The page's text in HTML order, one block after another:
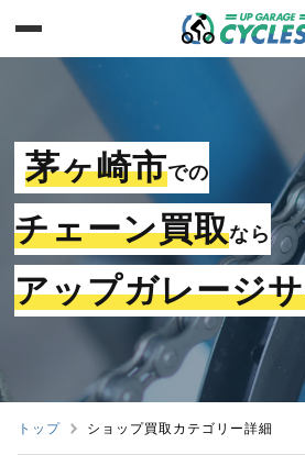
茅ヶ崎市での
チェーン買取なら
アップガレージ
トップ ショップ買取カテゴリー詳細